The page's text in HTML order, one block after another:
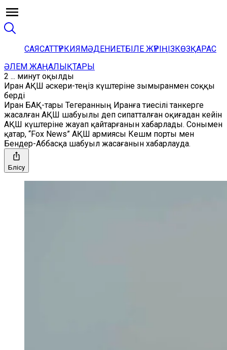
САЯСАТТҮРКИЯМӘДЕНИЕТБІЛЕ ЖҮРІҢІЗКӨЗҚАРАС
ӘЛЕМ ЖАҢАЛЫҚТАРЫ
2 ... минут оқылды
Иран АҚШ әскери-теңіз күштеріне зымыранмен соққы
берді
Иран БАҚ-тары Тегеранның Иранға тиесілі танкерге
жасалған АҚШ шабуылы деп сипатталған оқиғадан кейін
АҚШ күштеріне жауап қайтарғанын хабарлады. Сонымен
қатар, “Fox News” АҚШ армиясы Кешм порты мен
Бендер-Аббасқа шабуыл жасағанын хабарлауда.
Бөлісу